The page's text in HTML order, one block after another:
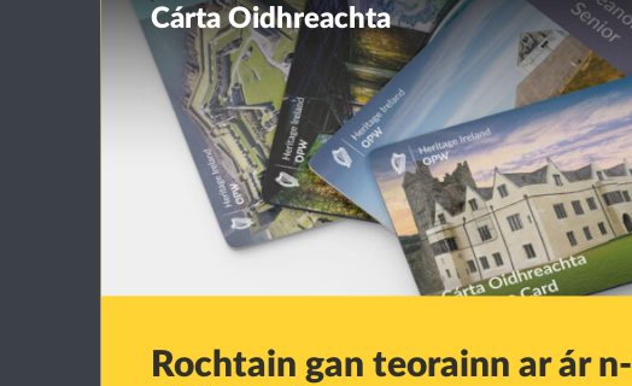
Cárta Oidhreachta
Rochtain gan teorainn ar ár n-